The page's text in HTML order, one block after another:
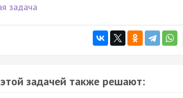
задача
задачей также решают: